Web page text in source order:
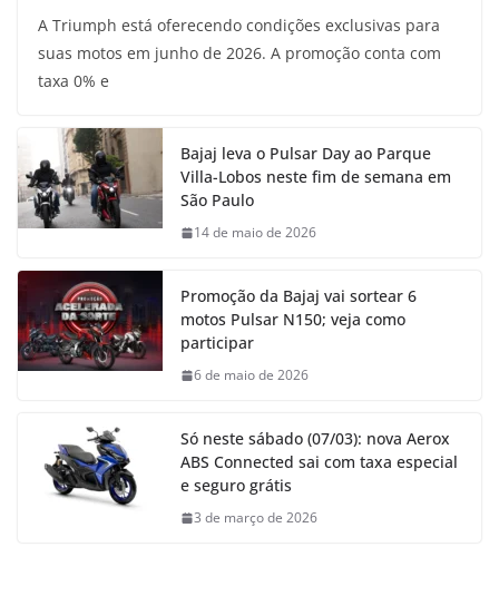
A Triumph está oferecendo condições exclusivas para
suas motos em junho de 2026. A promoção conta com
taxa 0% e
Bajaj leva o Pulsar Day ao Parque
Villa-Lobos neste fim de semana em
São Paulo
14 de maio de 2026
Promoção da Bajaj vai sortear 6
motos Pulsar N150; veja como
participar
6 de maio de 2026
Só neste sábado (07/03): nova Aerox
ABS Connected sai com taxa especial
e seguro grátis
3 de março de 2026